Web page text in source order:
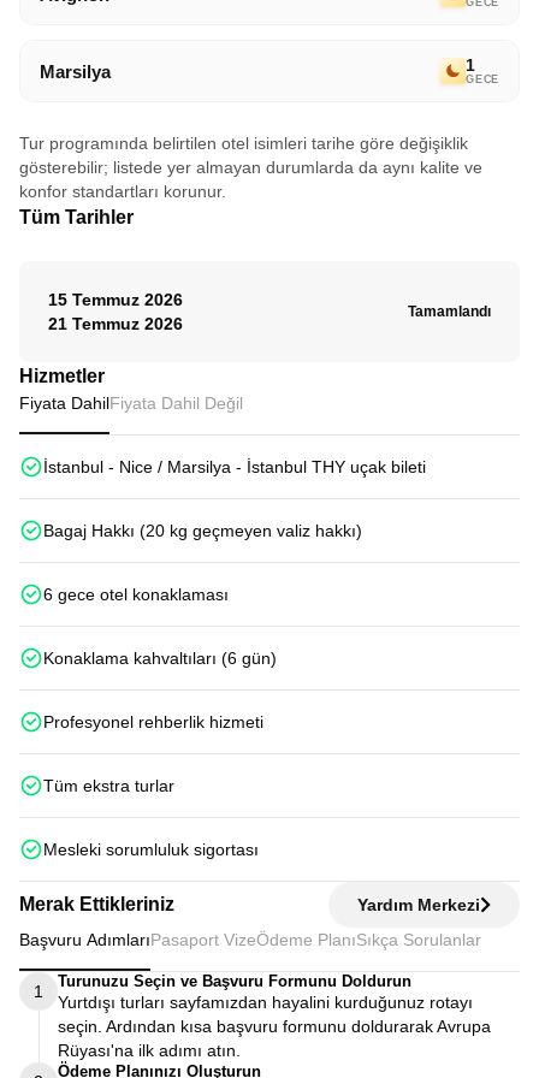
Marsilya 1
GECE
Tur programında belirtilen otel isimleri tarihe göre değişiklik
gösterebilir; listede yer almayan durumlarda da aynı kalite ve
konfor standartları korunur.
Tüm Tarihler
15 Temmuz 2026
21 Temmuz 2026
Tamamlandı
Hizmetler
Fiyata DahilFiyata Dahil Değil
İstanbul - Nice / Marsilya - İstanbul THY uçak bileti
Bagaj Hakkı (20 kg geçmeyen valiz hakkı)
6 gece otel konaklaması
Konaklama kahvaltıları (6 gün)
Profesyonel rehberlik hizmeti
Tüm ekstra turlar
Mesleki sorumluluk sigortası
Merak Ettikleriniz
Yardım Merkezi
Başvuru AdımlarıPasaport VizeÖdeme Planı Sıkça Sorulanlar
1
Turunuzu Seçin ve Başvuru Formunu Doldurun
Yurtdışı turları sayfamızdan hayalini kurduğunuz rotayı
seçin. Ardından kısa başvuru formunu doldurarak Avrupa
Rüyası'na ilk adımı atın.
Ödeme Planınızı Oluşturun